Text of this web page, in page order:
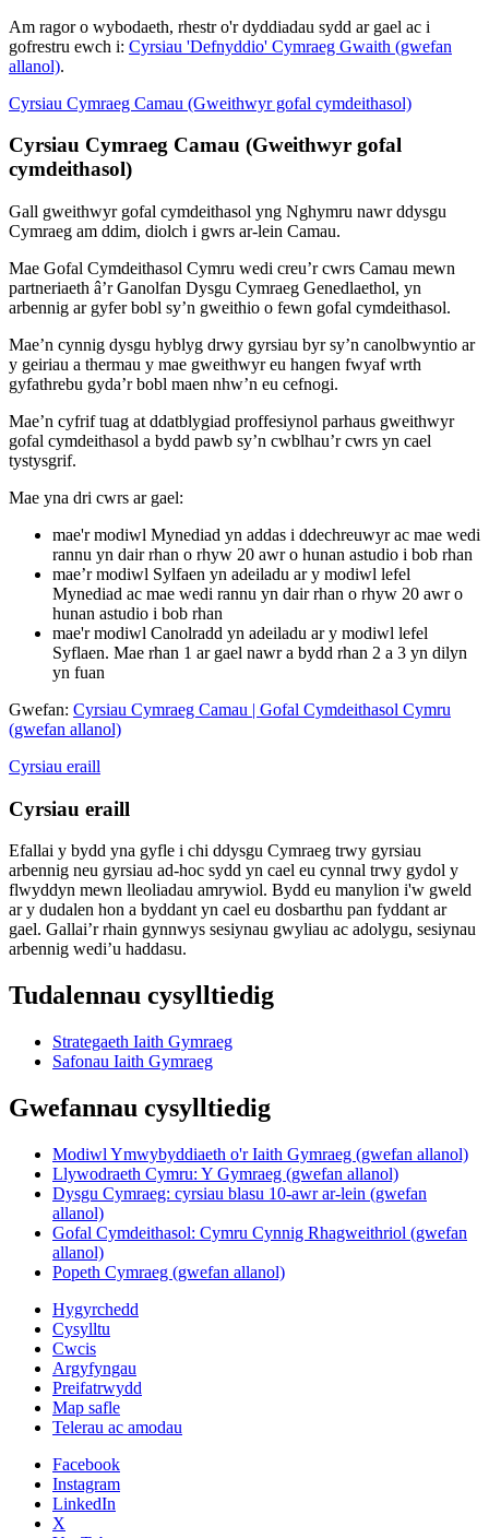
Am ragor o wybodaeth, rhestr o'r dyddiadau sydd ar gael ac i
gofrestru ewch i: Cyrsiau 'Defnyddio' Cymraeg Gwaith (gwefan
allanol).
Cyrsiau Cymraeg Camau (Gweithwyr gofal cymdeithasol)
Cyrsiau Cymraeg Camau (Gweithwyr gofal
cymdeithasol)
Gall gweithwyr gofal cymdeithasol yng Nghymru nawr ddysgu
Cymraeg am ddim, diolch i gwrs ar-lein Camau.
Mae Gofal Cymdeithasol Cymru wedi creu’r cwrs Camau mewn
partneriaeth â’r Ganolfan Dysgu Cymraeg Genedlaethol, yn
arbennig ar gyfer bobl sy’n gweithio o fewn gofal cymdeithasol.
Mae’n cynnig dysgu hyblyg drwy gyrsiau byr sy’n canolbwyntio ar
y geiriau a thermau y mae gweithwyr eu hangen fwyaf wrth
gyfathrebu gyda’r bobl maen nhw’n eu cefnogi.
Mae’n cyfrif tuag at ddatblygiad proffesiynol parhaus gweithwyr
gofal cymdeithasol a bydd pawb sy’n cwblhau’r cwrs yn cael
tystysgrif.
Mae yna dri cwrs ar gael:
mae'r modiwl Mynediad yn addas i ddechreuwyr ac mae wedi
rannu yn dair rhan o rhyw 20 awr o hunan astudio i bob rhan
mae’r modiwl Sylfaen yn adeiladu ar y modiwl lefel
Mynediad ac mae wedi rannu yn dair rhan o rhyw 20 awr o
hunan astudio i bob rhan
mae'r modiwl Canolradd yn adeiladu ar y modiwl lefel
Syflaen. Mae rhan 1 ar gael nawr a bydd rhan 2 a 3 yn dilyn
yn fuan
Gwefan: Cyrsiau Cymraeg Camau | Gofal Cymdeithasol Cymru
(gwefan allanol)
Cyrsiau eraill
Cyrsiau eraill
Efallai y bydd yna gyfle i chi ddysgu Cymraeg trwy gyrsiau
arbennig neu gyrsiau ad-hoc sydd yn cael eu cynnal trwy gydol y
flwyddyn mewn lleoliadau amrywiol. Bydd eu manylion i'w gweld
ar y dudalen hon a byddant yn cael eu dosbarthu pan fyddant ar
gael. Gallai’r rhain gynnwys sesiynau gwyliau ac adolygu, sesiynau
arbennig wedi’u haddasu.
Tudalennau cysylltiedig
Strategaeth Iaith Gymraeg
Safonau Iaith Gymraeg
Gwefannau cysylltiedig
Modiwl Ymwybyddiaeth o'r Iaith Gymraeg (gwefan allanol)
Llywodraeth Cymru: Y Gymraeg (gwefan allanol)
Dysgu Cymraeg: cyrsiau blasu 10-awr ar-lein (gwefan
allanol)
Gofal Cymdeithasol: Cymru Cynnig Rhagweithriol (gwefan
allanol)
Popeth Cymraeg (gwefan allanol)
Hygyrchedd
Cysylltu
Cwcis
Argyfyngau
Preifatrwydd
Map safle
Telerau ac amodau
Facebook
Instagram
LinkedIn
X